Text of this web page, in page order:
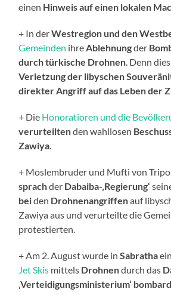
einen Hinweis auf einen lokalen
+ In derWestregion und den
Gemeinden ihre Ablehnungder
durch türkische Drohnen . Denn
Verletzung der libyschen
direkter Angriff auf das Leben der
+ Die Honoratioren und die
verurteiltenden wahllosen
Zawiya
+ Moslembruder und Mufti von
sprachder Dabaiba-‚Regierung‘
beiden Drohnenangriffenauf
Zawiya aus und verurteilte die
protestierten.
+ Am 2. August wurde inSabratha
Jet Skis mittels Drohnendurch das
‚Verteidigungsministerium‘